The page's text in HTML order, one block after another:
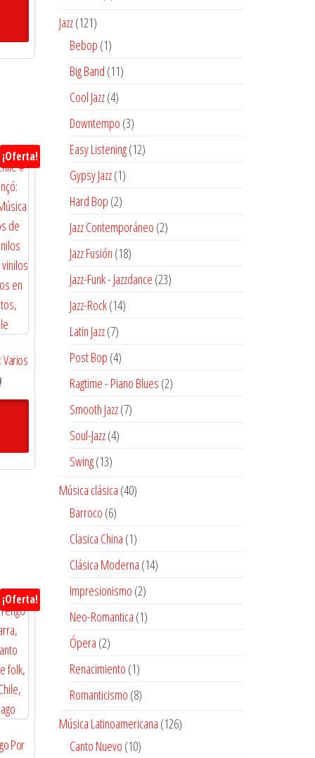
$19.800.
¡Oferta!
Varios
El
precio
$12.000.
¡Oferta!
Por
Jazz 121121
productos
Bebop 11
producto
Big Band 1111
Cool Jazz 44
productos
Downtempo 33
productos
Easy Listening 1212
Gypsy Jazz 11
Hard Bop 22
productos
Jazz Contemporáneo 22
Jazz Fusión 1818
productos
Jazz-Funk - Jazzdance 2323
Jazz-Rock 1414
Latin Jazz 77
productos
Post Bop 44
productos
Ragtime - Piano Blues 22
Smooth Jazz 77
Soul-Jazz 44
Swing 1313
Música clásica 4040
Barroco 66
productos
Clasica China 11
producto
Clásica Moderna 1414
Impresionismo 22
productos
Neo-Romantica 11
Ópera 22
productos
Renacimiento 11
producto
Romanticismo 88
Música Latinoamericana 126126
Canto Nuevo 1010